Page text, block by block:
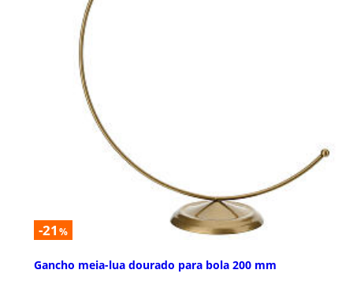
-21 %
Gancho meia-lua dourado para bola 200 mm